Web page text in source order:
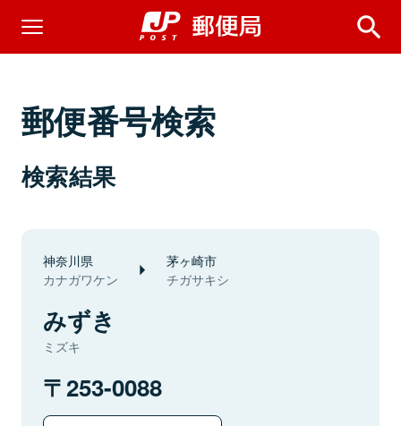
郵便番号検索
検索結果
神奈川県
カナガワケン
茅ヶ崎市
チガサキシ
みずき
ミズキ
253-0088